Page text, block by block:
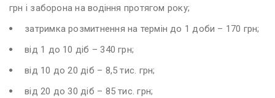
грн і заборона на водіння протягом року;
затримка розмитнення на термін до 1 доби – 170 грн;
від 1 до 10 діб – 340 грн;
від 10 до 20 діб – 8,5 тис. грн;
від 20 до 30 діб – 85 тис. грн;